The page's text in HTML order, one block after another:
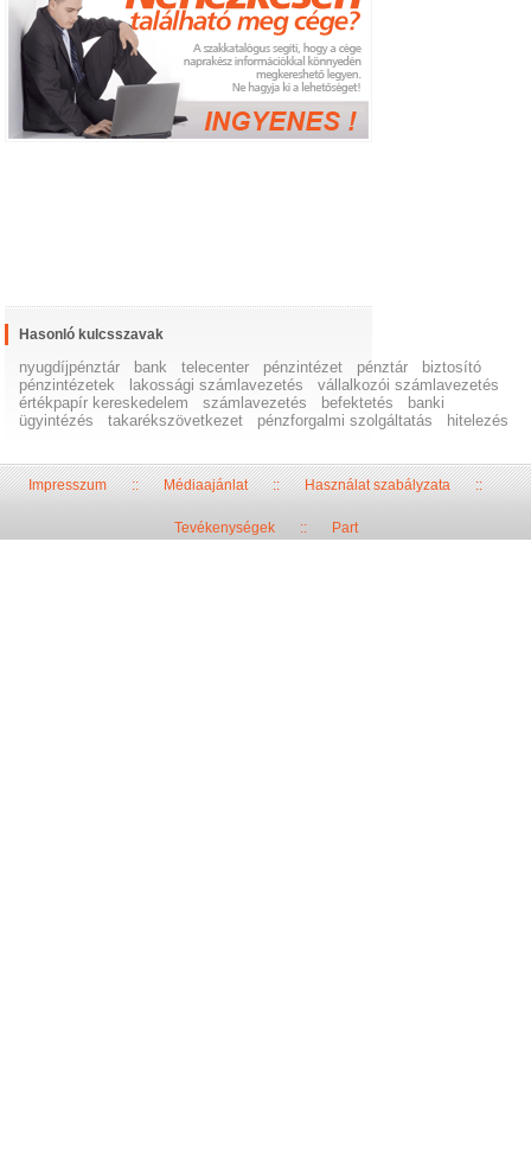
Hasonló kulcsszavak
nyugdíjpénztár bank telecenter pénzintézet pénztár
biztosító
pénzintézetek
lakossági számlavezetés
vállalkozói számlavezetés
értékpapír kereskedelem
számlavezetés befektetés
banki
ügyintézés
takarékszövetkezet pénzforgalmi szolgáltatás hitelezés
Impresszum::Médiaajánlat::Használat szabályzata::
Tevékenységek:: Part